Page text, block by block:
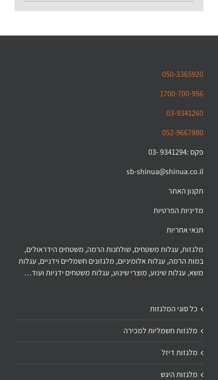
050-3365920
1700-700-956
03-9341260
052-9667880
פקס :9341294 -03
sb-shinua@shinua.co.il
תקנון האתר
מדיניות הפרטיות
תנאי אחריות
מלגזות, עגלות משטחים, שולחנות הרמה, משטחים הידראולים,
במות הרמה, עגלות אלומיניום, מלגזונים חשמליים וידניים, עגלות
משא, עגלות שינוע, מוצרי שינוע, עגלות משטחים ידניות ועוד…
כל סוגי המלגזות
מלגזות חשמליות למכירה
מלגזות דיזל
מלגזות היגש